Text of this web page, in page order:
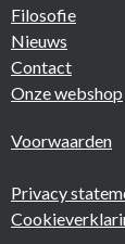
Filosofie
Nieuws
Contact
Onze webshop
Voorwaarden
Privacy